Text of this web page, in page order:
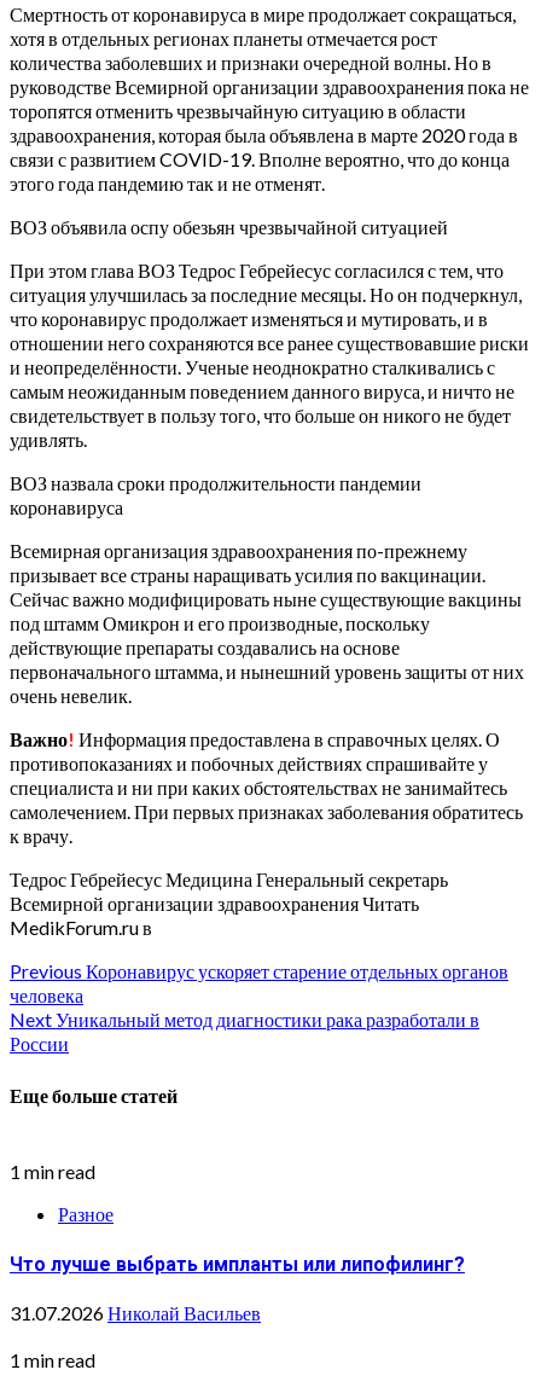
Смертность от коронавируса в мире продолжает сокращаться,
хотя в отдельных регионах планеты отмечается рост
количества заболевших и признаки очередной волны. Но в
руководстве Всемирной организации здравоохранения пока не
торопятся отменить чрезвычайную ситуацию в области
здравоохранения, которая была объявлена в марте 2020 года в
связи с развитием COVID-19. Вполне вероятно, что до конца
этого года пандемию так и не отменят.
ВОЗ объявила оспу обезьян чрезвычайной ситуацией
При этом глава ВОЗ Тедрос Гебрейесус согласился с тем, что
ситуация улучшилась за последние месяцы. Но он подчеркнул,
что коронавирус продолжает изменяться и мутировать, и в
отношении него сохраняются все ранее существовавшие риски
и неопределённости. Ученые неоднократно сталкивались с
самым неожиданным поведением данного вируса, и ничто не
свидетельствует в пользу того, что больше он никого не будет
удивлять.
ВОЗ назвала сроки продолжительности пандемии
коронавируса
Всемирная организация здравоохранения по-прежнему
призывает все страны наращивать усилия по вакцинации.
Сейчас важно модифицировать ныне существующие вакцины
под штамм Омикрон и его производные, поскольку
действующие препараты создавались на основе
первоначального штамма, и нынешний уровень защиты от них
очень невелик.
Важно! Информация предоставлена в справочных целях. О
противопоказаниях и побочных действиях спрашивайте у
специалиста и ни при каких обстоятельствах не занимайтесь
самолечением. При первых признаках заболевания обратитесь
к врачу.
Тедрос Гебрейесус Медицина Генеральный секретарь
Всемирной организации здравоохраненияЧитать
MedikForum.ru в
Continue
Reading
Previous Коронавирус ускоряет старение отдельных органов
человека
NextУникальный метод диагностики рака разработали в
России
Еще больше статей
1 min read
Разное
Что лучше выбрать импланты или липофилинг?
31.07.2026Николай Васильев
1 min read